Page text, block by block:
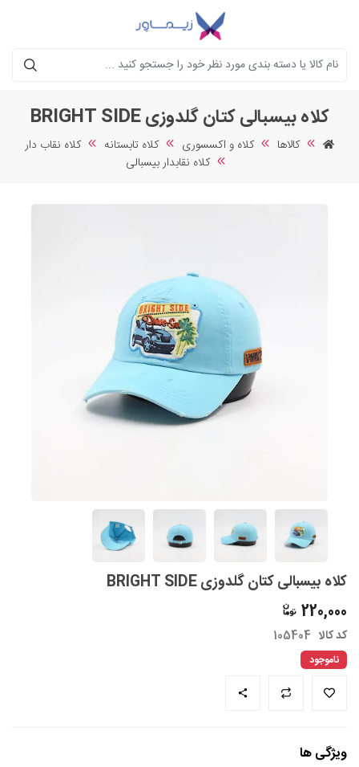
جستجو
کلاه بیسبالی کتان گلدوزی BRIGHT SIDE
کالاها کلاه و اکسسوری کلاه تابستانه
کلاه نقاب دار
کلاه نقابدار بیسبالی
کلاه بیسبالی کتان گلدوزی BRIGHT SIDE
220,000
کد کالا 105404
ناموجود
ویژگی ها